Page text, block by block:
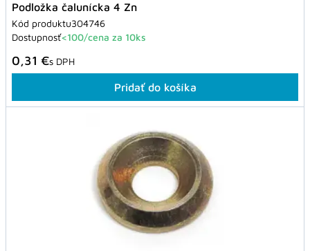
Podložka čalunícka 4 Zn
Kód produktu304746
Dostupnosť<100/cena za 10ks
0,31 €s DPH
Pridať do košíka